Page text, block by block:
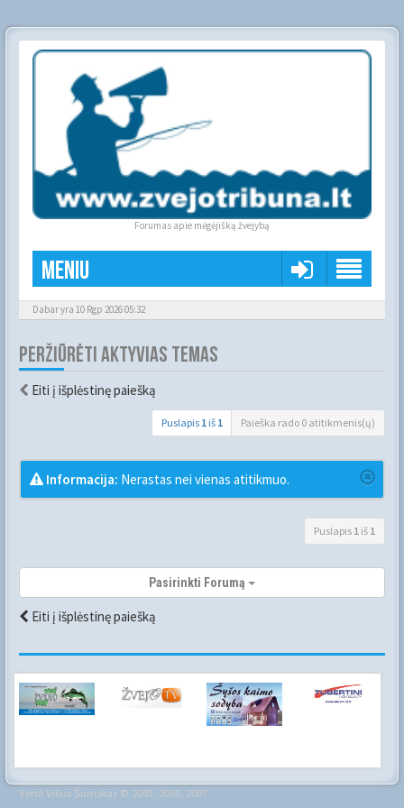
Forumas apie mėgėjišką žvejybą
Meniu
Dabar yra 10 Rgp 2026 05:32
PERŽIŪRĖTI AKTYVIAS TEMAS
Eiti į išplėstinę paiešką
Puslapis 1 iš 1 Paieška rado 0 atitikmenis(ų)
Informacija: Nerastas nei vienas atitikmuo.
Puslapis 1 iš 1
Pasirinkti Forumą
Eiti į išplėstinę paiešką
VertėVilius Šumskas © 2003, 2005, 2007